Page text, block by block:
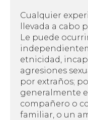
Cualquier
llevada a cabo
Le puede
etnicidad,
agresiones
por extraños;
generalmente
compañero o
familiar, o un